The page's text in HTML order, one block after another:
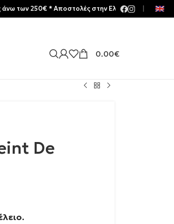
0.00€
De
250€ * Aποστολές στην Ελλάδα | Meltemia